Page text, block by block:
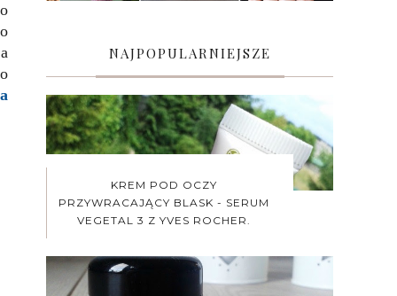
NAJPOPULARNIEJSZE
KREM POD OCZY
PRZYWRACAJĄCY BLASK - SERUM
VEGETAL 3 Z YVES ROCHER.